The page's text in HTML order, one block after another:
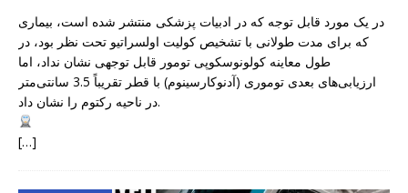
در یک مورد قابل توجه که در ادبیات پزشکی منتشر شده است، بیماری
که برای مدت طولانی با تشخیص کولیت اولسراتیو تحت نظر بود، در
طول معاینه کولونوسکوپی تومور قابل توجهی نشان نداد، اما
ارزیابی‌های بعدی توموری (آدنوکارسینوم) با قطر تقریباً 3.5 سانتی‌متر
در ناحیه رکتوم را نشان داد.
[…]